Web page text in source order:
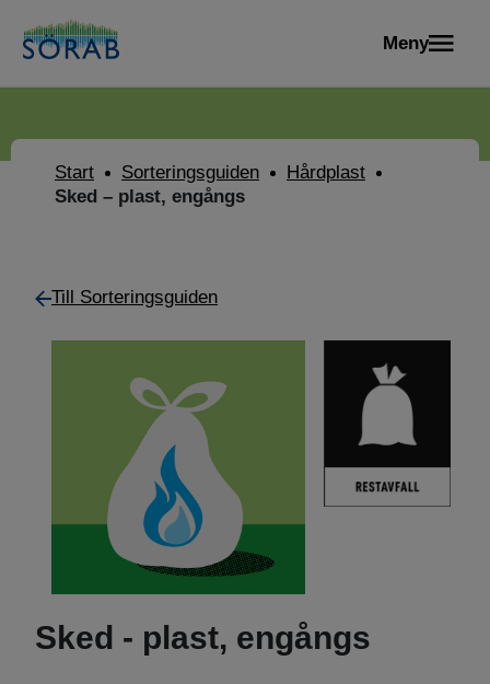
Meny
Start Sorteringsguiden
Hårdplast
Sked – plast, engångs
Till Sorteringsguiden
Sked - plast, engångs